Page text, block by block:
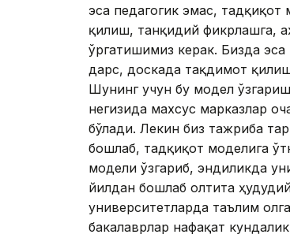
эса педагогик эмас,
қилиш, танқидий фикрлашга,
ўргатишимиз керак. Бизда
дарс, доскада тақдимот
Шунинг учун бу модел
негизида махсус марказлар
бўлади. Лекин биз тажриба
бошлаб, тадқиқот моделига
модели ўзгариб, эндиликда
йилдан бошлаб олтита
университетларда таълим
бакалаврлар нафақат